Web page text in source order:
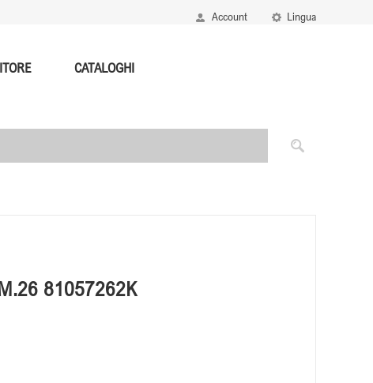
Lingua
Account
CATALOGHI
81057262K